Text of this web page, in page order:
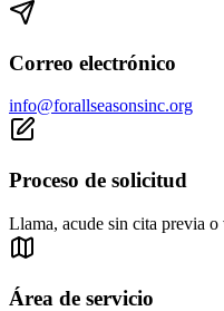
Correo electrónico
info@forallseasonsinc.org
Proceso de solicitud
Llama, acude sin cita previa
Área de servicio